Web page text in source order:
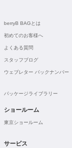
berryB BAGとは
初めてのお客様へ
よくある質問
スタッフブログ
ウェブレター バックナンバー
パッケージライブラリー
ショールーム
東京ショールーム
サービス